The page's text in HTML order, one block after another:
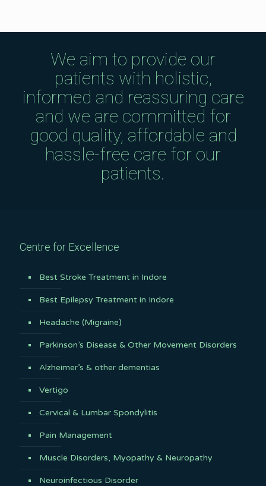
We aim to provide our
patients with holistic,
informed and reassuring care
and we are committed for
good quality, affordable and
hassle-free care for our
patients.
Centre for Excellence
Best Stroke Treatment in Indore
Best Epilepsy Treatment in Indore
Headache (Migraine)
Parkinson’s Disease & Other Movement Disorders
Alzheimer’s & other dementias
Vertigo
Cervical & Lumbar Spondylitis
Pain Management
Muscle Disorders, Myopathy & Neuropathy
Neuroinfectious Disorder